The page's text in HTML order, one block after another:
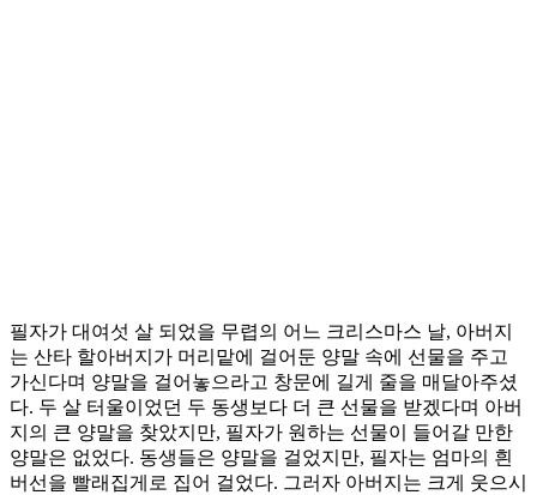
필자가 대여섯 살 되었을 무렵의 어느 크리스마스 날, 아버지
는 산타 할아버지가 머리맡에 걸어둔 양말 속에 선물을 주고
가신다며 양말을 걸어놓으라고 창문에 길게 줄을 매달아주셨
다. 두 살 터울이었던 두 동생보다 더 큰 선물을 받겠다며 아버
지의 큰 양말을 찾았지만, 필자가 원하는 선물이 들어갈 만한
양말은 없었다. 동생들은 양말을 걸었지만, 필자는 엄마의 흰
버선을 빨래집게로 집어 걸었다. 그러자 아버지는 크게 웃으시